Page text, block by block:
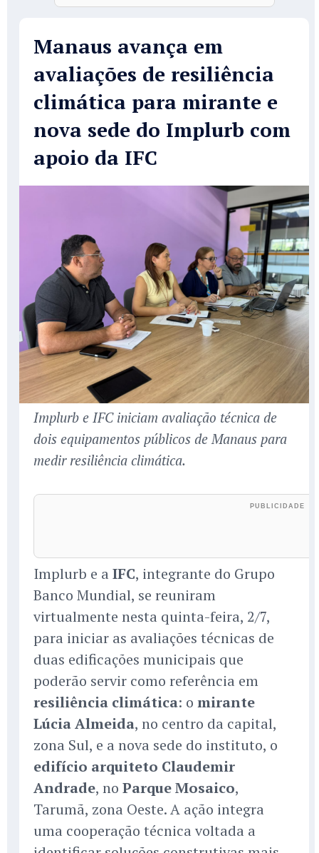
Manaus avança em
avaliações de resiliência
climática para mirante e
nova sede do Implurb com
apoio da IFC
Implurb e IFC iniciam avaliação técnica de
dois equipamentos públicos de Manaus para
medir resiliência climática.
Implurb e a IFC, integrante do Grupo
Banco Mundial, se reuniram
virtualmente nesta quinta-feira, 2/7,
para iniciar as avaliações técnicas de
duas edificações municipais que
poderão servir como referência em
resiliência climática: o mirante
Lúcia Almeida, no centro da capital,
zona Sul, e a nova sede do instituto, o
edifício arquiteto Claudemir
Andrade, no Parque Mosaico,
Tarumã, zona Oeste. A ação integra
uma cooperação técnica voltada a